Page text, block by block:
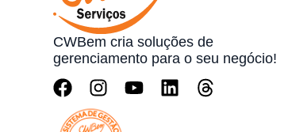
CWBem cria soluções de
gerenciamento para o seu negócio!